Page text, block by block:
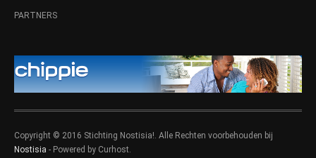
PARTNERS
Copyright © 2016 Stichting Nostisia!. Alle Rechten voorbehouden bij
Nostisia - Powered by Curhost.